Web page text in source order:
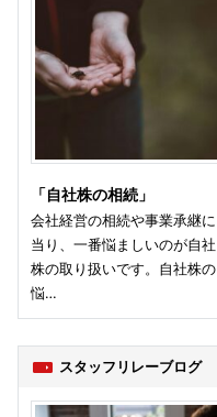
「自社株の相続」
会社経営の相続や事業承継に
当り、一番悩ましいのが自社
株の取り扱いです。自社株の
悩…
スタッフリレーブログ